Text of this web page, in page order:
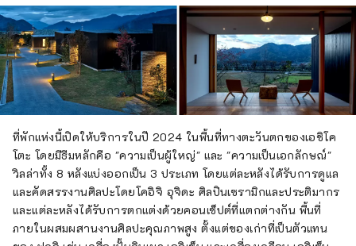
ที่พักแห่งนี้เปิดให้บริการในปี 2024 ในพื้นที่ทางตะวันตกของเอชิโค
โตะ โดยมีธีมหลักคือ "ความเป็นผู้ใหญ่" และ "ความเป็นเอกลักษณ์"
วิลล่าทั้ง 8 หลังแบ่งออกเป็น 3 ประเภท โดยแต่ละหลังได้รับการดูแล
และคัดสรรงานศิลปะโดยโคอิจิ อุจิดะ ศิลปินเซรามิกและประติมากร
และแต่ละหลังได้รับการตกแต่งด้วยคอนเซ็ปต์ที่แตกต่างกัน พื้นที่
ภายในผสมผสานงานศิลปะคุณภาพสูง ตั้งแต่ของเก่าที่เป็นตัวแทน